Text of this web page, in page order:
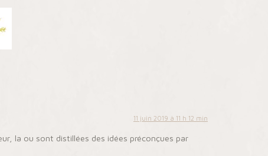
11 juin 2019 à 11 h 12 min
la ou sont distillées des idées préconçues par